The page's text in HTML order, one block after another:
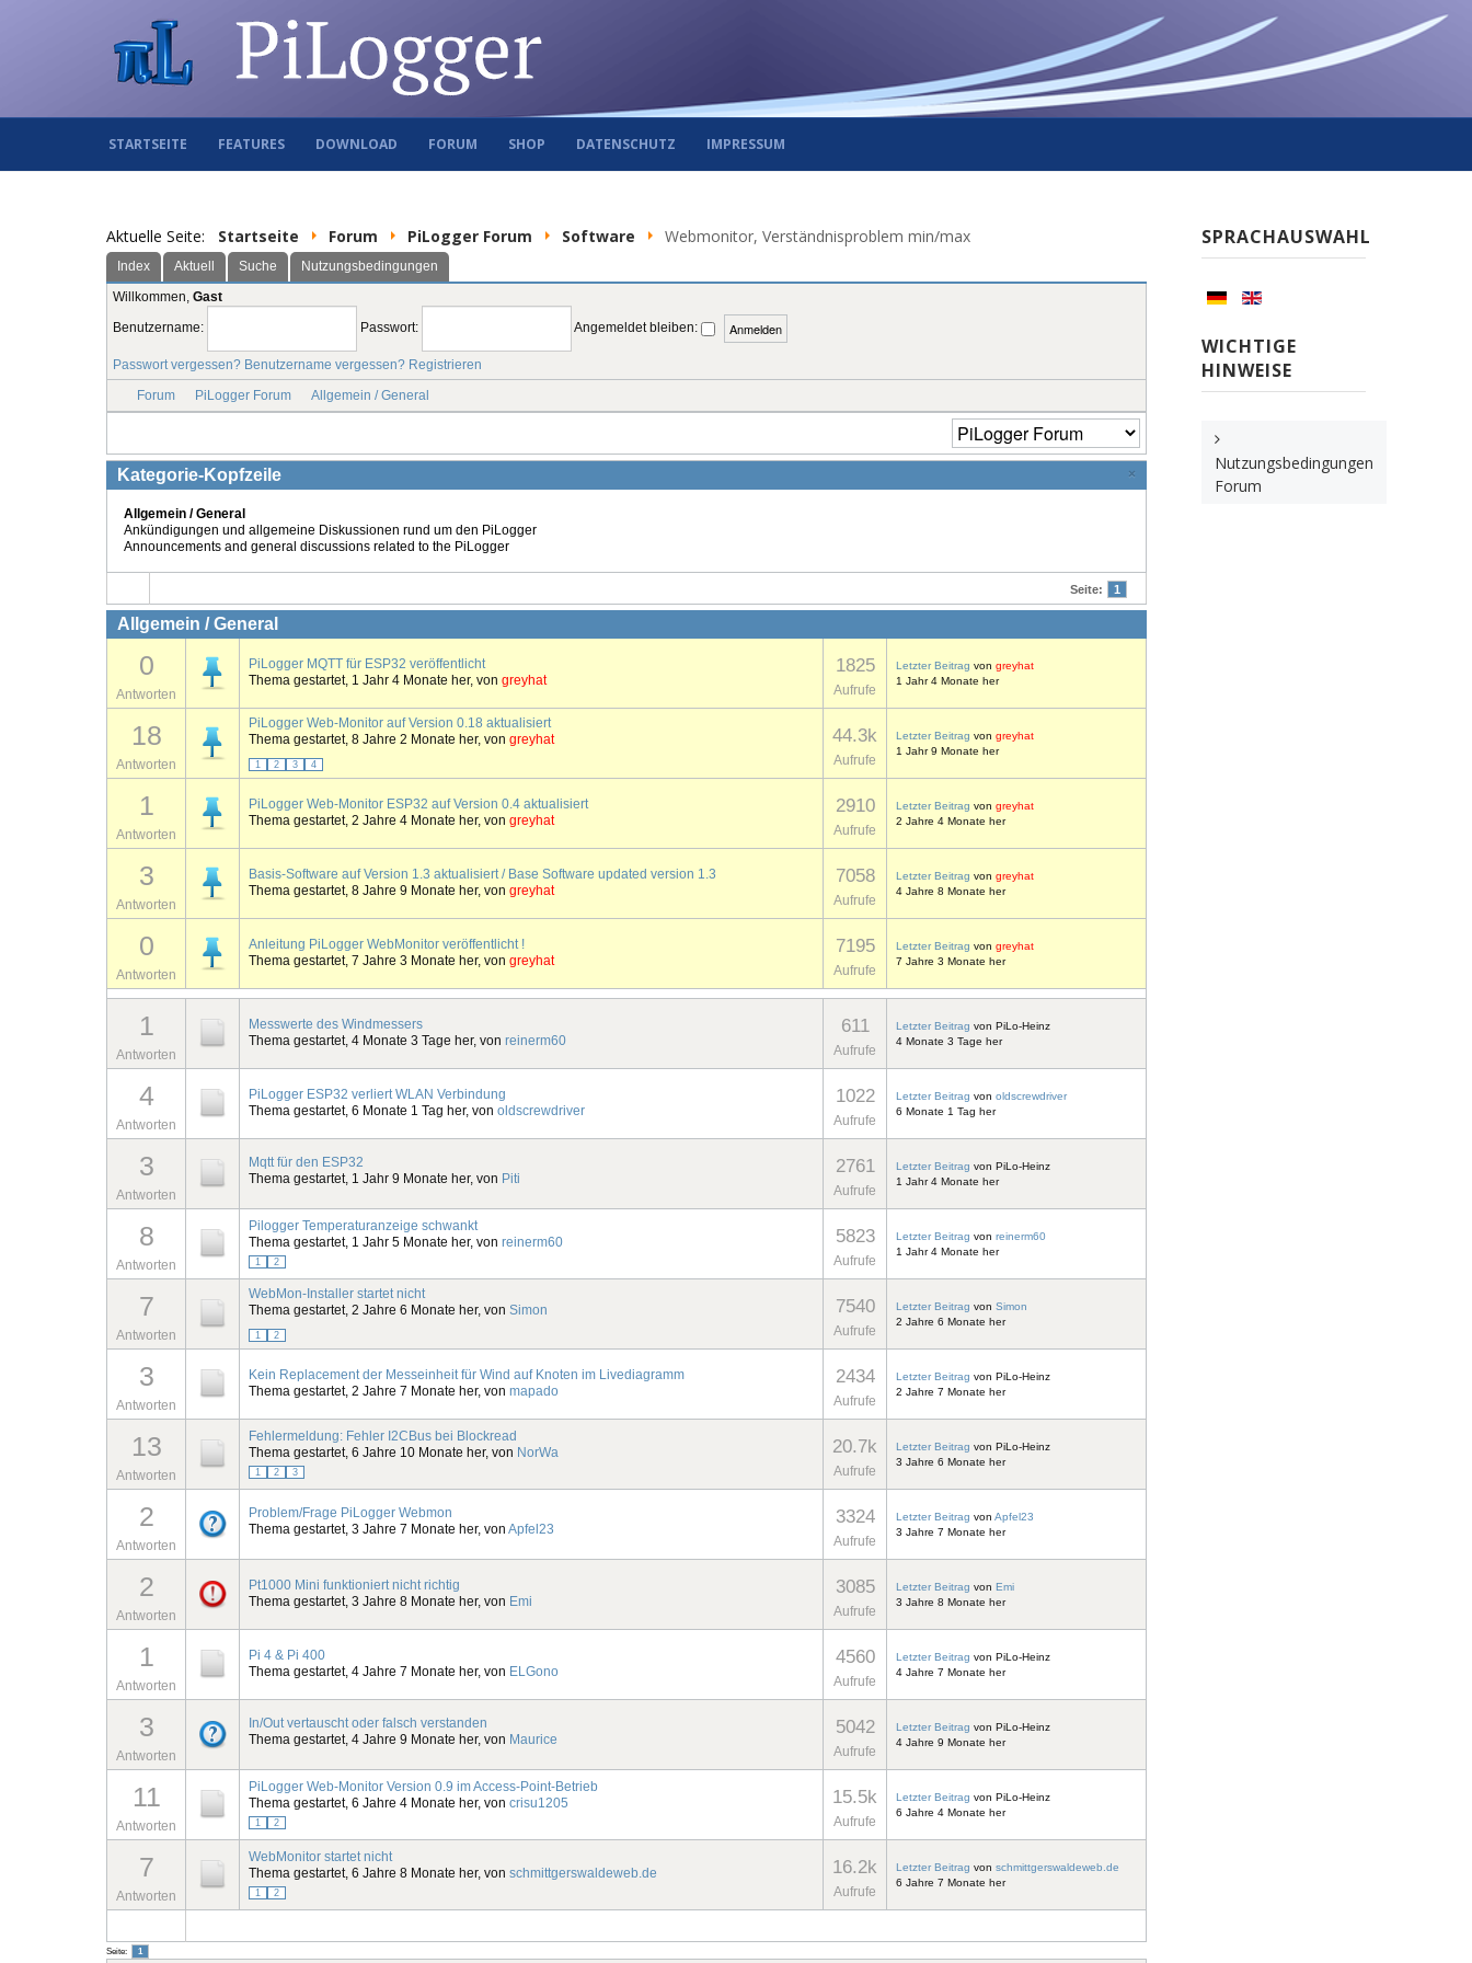
STARTSEITE FEATURES DOWNLOAD FORUM SHOP DATENSCHUTZ IMPRESSUM
Aktuelle Seite: Startseite Forum PiLogger Forum Software Webmonitor, Verständnisproblem min/max
Index Aktuell Suche
Nutzungsbedingungen
Willkommen, Gast
Benutzername: Passwort: Angemeldet bleiben:
Passwort vergessen? Benutzername vergessen? Registrieren
Forum
PiLogger Forum Allgemein / General
×
Kategorie-Kopfzeile
Allgemein / General
Ankündigungen und allgemeine Diskussionen rund um den PiLogger
Announcements and general discussions related to the PiLogger
Seite: 1
Allgemein / General
0
Antworten
PiLogger MQTT für ESP32 veröffentlicht
Thema gestartet, 1 Jahr 4 Monate her, von greyhat
1825
Aufrufe
Letzter Beitrag von greyhat
1 Jahr 4 Monate her
18
Antworten
PiLogger Web-Monitor auf Version 0.18 aktualisiert
Thema gestartet, 8 Jahre 2 Monate her, von greyhat
1 2 3 4
44.3k
Aufrufe
Letzter Beitrag von greyhat
1 Jahr 9 Monate her
1
Antworten
PiLogger Web-Monitor ESP32 auf Version 0.4 aktualisiert
Thema gestartet, 2 Jahre 4 Monate her, von greyhat
2910
Aufrufe
Letzter Beitrag von greyhat
2 Jahre 4 Monate her
3
Antworten
Basis-Software auf Version 1.3 aktualisiert / Base Software updated version 1.3
Thema gestartet, 8 Jahre 9 Monate her, von greyhat
7058
Aufrufe
Letzter Beitrag von greyhat
4 Jahre 8 Monate her
0
Antworten
Anleitung PiLogger WebMonitor veröffentlicht !
Thema gestartet, 7 Jahre 3 Monate her, von greyhat
7195
Aufrufe
Letzter Beitrag von greyhat
7 Jahre 3 Monate her
1
Antworten
Messwerte des Windmessers
Thema gestartet, 4 Monate 3 Tage her, von reinerm60
611
Aufrufe
Letzter Beitrag von PiLo-Heinz
4 Monate 3 Tage her
4
Antworten
PiLogger ESP32 verliert WLAN Verbindung
Thema gestartet, 6 Monate 1 Tag her, von oldscrewdriver
1022
Aufrufe
Letzter Beitrag von oldscrewdriver
6 Monate 1 Tag her
3
Antworten
Mqtt für den ESP32
Thema gestartet, 1 Jahr 9 Monate her, von Piti
2761
Aufrufe
Letzter Beitrag von PiLo-Heinz
1 Jahr 4 Monate her
8
Antworten
Pilogger Temperaturanzeige schwankt
Thema gestartet, 1 Jahr 5 Monate her, von reinerm60
1 2
5823
Aufrufe
Letzter Beitrag von reinerm60
1 Jahr 4 Monate her
7
Antworten
WebMon-Installer startet nicht
Thema gestartet, 2 Jahre 6 Monate her, von Simon
1 2
7540
Aufrufe
Letzter Beitrag von Simon
2 Jahre 6 Monate her
3
Antworten
Kein Replacement der Messeinheit für Wind auf Knoten im Livediagramm
Thema gestartet, 2 Jahre 7 Monate her, von mapado
2434
Aufrufe
Letzter Beitrag von PiLo-Heinz
2 Jahre 7 Monate her
13
Antworten
Fehlermeldung: Fehler I2CBus bei Blockread
Thema gestartet, 6 Jahre 10 Monate her, von NorWa
1 2 3
20.7k
Aufrufe
Letzter Beitrag von PiLo-Heinz
3 Jahre 6 Monate her
2
Antworten
Problem/Frage PiLogger Webmon
Thema gestartet, 3 Jahre 7 Monate her, von Apfel23
3324
Aufrufe
Letzter Beitrag von Apfel23
3 Jahre 7 Monate her
2
Antworten
Pt1000 Mini funktioniert nicht richtig
Thema gestartet, 3 Jahre 8 Monate her, von Emi
3085
Aufrufe
Letzter Beitrag von Emi
3 Jahre 8 Monate her
1
Antworten
Pi 4 & Pi 400
Thema gestartet, 4 Jahre 7 Monate her, von ELGono
4560
Aufrufe
Letzter Beitrag von PiLo-Heinz
4 Jahre 7 Monate her
3
Antworten
In/Out vertauscht oder falsch verstanden
Thema gestartet, 4 Jahre 9 Monate her, von Maurice
5042
Aufrufe
Letzter Beitrag von PiLo-Heinz
4 Jahre 9 Monate her
11
Antworten
PiLogger Web-Monitor Version 0.9 im Access-Point-Betrieb
Thema gestartet, 6 Jahre 4 Monate her, von crisu1205
1 2
15.5k
Aufrufe
Letzter Beitrag von PiLo-Heinz
6 Jahre 4 Monate her
7
Antworten
WebMonitor startet nicht
Thema gestartet, 6 Jahre 8 Monate her, von schmittgerswaldeweb.de
1 2
16.2k
Aufrufe
Letzter Beitrag von schmittgerswaldeweb.de
6 Jahre 7 Monate her
Seite: 1
SPRACHAUSWAHL
WICHTIGE
HINWEISE
Nutzungsbedingungen
Forum